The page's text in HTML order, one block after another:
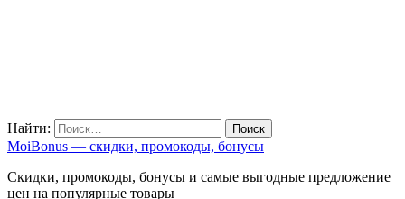
Найти:
MoiBonus — скидки, промокоды, бонусы
Скидки, промокоды, бонусы и самые выгодные предложение
цен на популярные товары